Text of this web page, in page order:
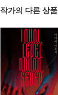
작가의 다른 상품